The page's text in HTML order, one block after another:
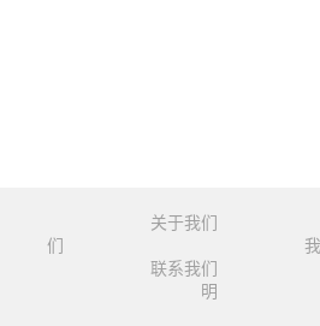
关于我们
们
联系我们
明